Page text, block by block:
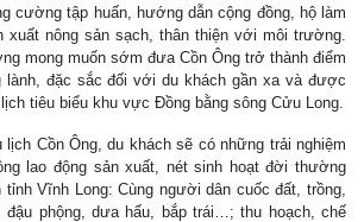
cường tập huấn, hướng dẫn cộng đồng, hộ làm
xuất nông sản sạch, thân thiện với môi trường.
mong muốn sớm đưa Cồn Ông trở thành điểm
lành, đặc sắc đối với du khách gần xa và được
tiêu biểu khu vực Đồng bằng sông Cửu Long.
Cồn Ông, du khách sẽ có những trải nghiệm
lao động sản xuất, nét sinh hoạt đời thường
Vĩnh Long: Cùng người dân cuốc đất, trồng,
đậu phộng, dưa hấu, bắp trái…; thu hoạch, chế